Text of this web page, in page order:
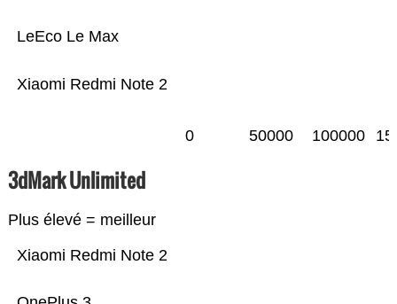
Xiaomi Redmi Note 2
LeEco Le Max
0 50000 100000
3dMark Unlimited
Plus élevé = meilleur
Xiaomi Redmi Note 2